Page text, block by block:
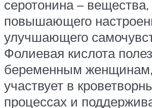
серотонина – вещества,
повышающего
улучшающего
Фолиевая кислота
беременным женщинам,
участвует в
процессах и